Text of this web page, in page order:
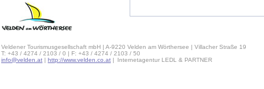
Veldener Tourismusgesellschaft mbH | A-9220 Velden am Wörthersee | Villacher Straße 19
T: +43 / 4274 / 2103 / 0 | F: +43 / 4274 / 2103 / 50
info@velden.at | http://www.velden.co.at | Internetagentur LEDL & PARTNER